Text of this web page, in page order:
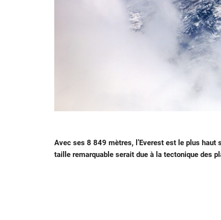
Avec ses 8 849 mètres, l’Everest est le plus haut
taille remarquable serait due à la tectonique des